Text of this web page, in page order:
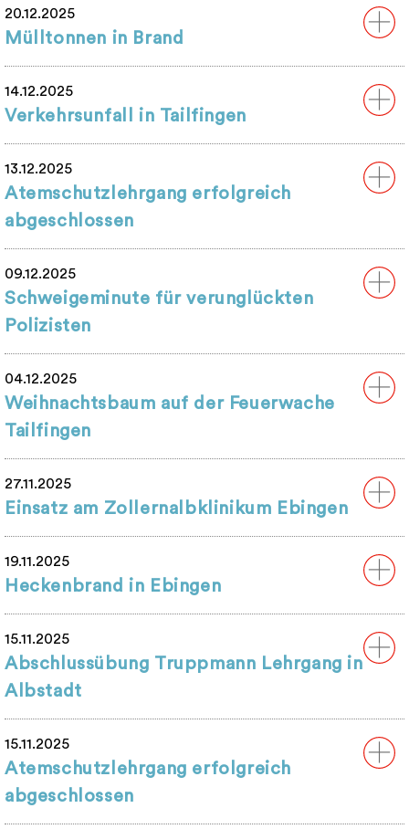
20.12.2025
Mülltonnen in Brand
14.12.2025
Verkehrsunfall in Tailfingen
13.12.2025
Atemschutzlehrgang erfolgreich
abgeschlossen
09.12.2025
Schweigeminute für verunglückten
Polizisten
04.12.2025
Weihnachtsbaum auf der Feuerwache
Tailfingen
27.11.2025
Einsatz am Zollernalbklinikum Ebingen
19.11.2025
Heckenbrand in Ebingen
15.11.2025
Abschlussübung Truppmann Lehrgang in
Albstadt
15.11.2025
Atemschutzlehrgang erfolgreich
abgeschlossen